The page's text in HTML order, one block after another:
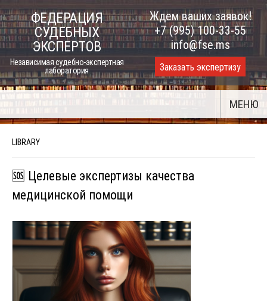
Skip
to
content
ФЕДЕРАЦИЯ
СУДЕБНЫХ
ЭКСПЕРТОВ
Независимая судебно-экспертная
лаборатория
Ждем ваших заявок!
+7 (995) 100-33-55
info@fse.ms
Заказать экспертизу
МЕНЮ
LIBRARY
🆘 Целевые экспертизы качества
медицинской помощи